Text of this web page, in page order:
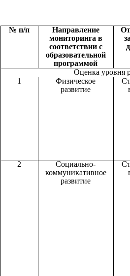
№ п/п
Направление
мониторинга в
соответствии с
образовательной
программой
Оценка уровня
1
Физическое
развитие
2
Социально-
коммуникативное
развитие